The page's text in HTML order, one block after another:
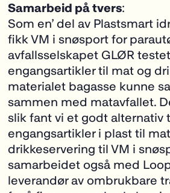
Samarbeid på tvers:
Som en’ del av Plastsmart
fikk VM i snøsport for
avfallsselskapet GLØR
engangsartikler til mat og
materialet bagasse kunne
sammen med matavfallet.
slik fant vi et godt alternativ
engangsartikler i plast til
drikkeservering til VM i
samarbeidet også med
leverandør av ombrukbare